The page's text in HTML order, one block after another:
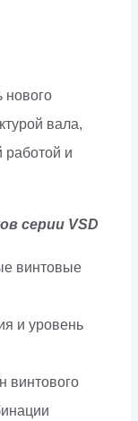
нового
вала,
работой и
серии VSD
винтовые
и уровень
винтового